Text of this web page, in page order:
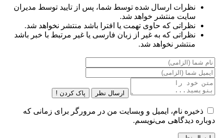
نظرات ارسال شده توسط شما، پس از تایید توسط مدیران
سایت منتشر خواهد شد.
نظراتی که حاوی تهمت یا افترا باشد منتشر نخواهد شد.
نظراتی که به غیر از زبان فارسی یا غیر مرتبط با خبر باشد
منتشر نخواهد شد.
ارسال نظر پاک کردن !
ذخیره نام، ایمیل و وبسایت من در مرورگر برای زمانی که
دوباره دیدگاهی می‌نویسم.